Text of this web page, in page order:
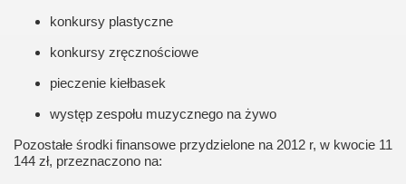
konkursy plastyczne
konkursy zręcznościowe
pieczenie kiełbasek
występ zespołu muzycznego na żywo
Pozostałe środki finansowe przydzielone na 2012 r, w kwocie 11
144 zł, przeznaczono na: